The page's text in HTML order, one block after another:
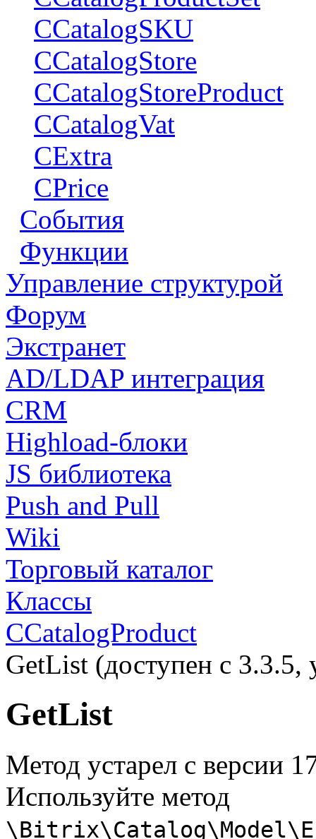
CCatalogSKU
CCatalogStore
CCatalogStoreProduct
CCatalogVat
CExtra
CPrice
События
Функции
Управление структурой
Форум
Экстранет
AD/LDAP интеграция
CRM
Highload-блоки
JS библиотека
Push and Pull
Wiki
Торговый каталог
Классы
CCatalogProduct
GetList (доступен с 3.3.5,
GetList
Метод устарел с версии
Используйте метод